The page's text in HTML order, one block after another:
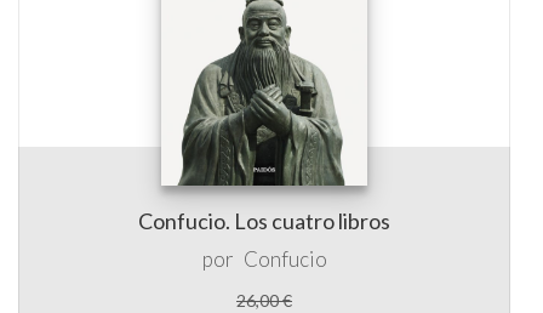
Confucio. Los cuatro libros
por Confucio
26,00 €